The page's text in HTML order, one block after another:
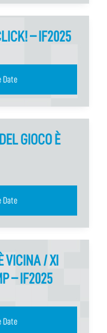
– IF2025
Vedi tutti i Dettagli e le Date
GIOCO È
Vedi tutti i Dettagli e le Date
/ XI
– IF2025
Vedi tutti i Dettagli e le Date